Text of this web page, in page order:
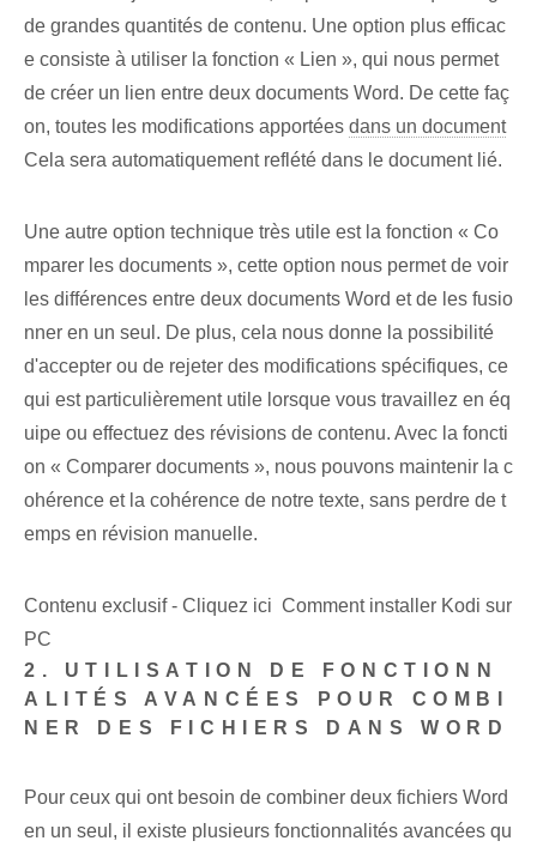
de grandes quantités⁢ de contenu. Une option plus efficac
e consiste à utiliser la fonction « Lien », qui nous permet
de créer un lien entre deux documents Word. De cette faç
on, toutes les modifications apportées dans un document
Cela sera automatiquement reflété dans le document lié.
Une autre option technique très utile est la fonction « Co
mparer les documents », cette option nous permet de voir
les différences entre deux documents Word et de les fusio
nner en un seul. De plus, cela nous donne la possibilité
d'accepter ou de rejeter des modifications spécifiques, ce
qui est particulièrement utile lorsque vous travaillez en éq
uipe ou effectuez des révisions de contenu. Avec la foncti
on « Comparer ⁤documents », nous pouvons maintenir la c
ohérence et la cohérence de notre texte, sans perdre de t
emps en révision manuelle.
Contenu exclusif - Cliquez ici Comment installer Kodi sur
PC
2. UTILISATION DE FONCTIONN
ALITÉS AVANCÉES POUR COMBI
NER DES FICHIERS DANS WORD
Pour ceux qui ont besoin de combiner deux fichiers Word
en un seul, il existe plusieurs fonctionnalités avancées⁤ qu